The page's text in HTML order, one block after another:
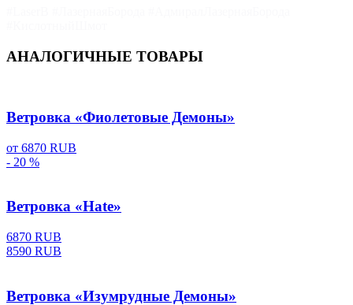
АНАЛОГИЧНЫЕ ТОВАРЫ
Ветровка «Фиолетовые Демоны»
от 6870 RUB
- 20 %
Ветровка «Hate»
6870 RUB
8590 RUB
Ветровка «Изумрудные Демоны»